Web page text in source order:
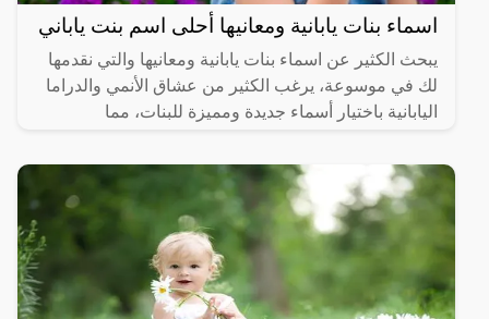
اسماء بنات يابانية ومعانيها أحلى اسم بنت ياباني
يبحث الكثير عن اسماء بنات يابانية ومعانيها والتي نقدمها
لك في موسوعة، يرغب الكثير من عشاق الأنمي والدراما
اليابانية باختيار أسماء جديدة ومميزة للبنات، مما